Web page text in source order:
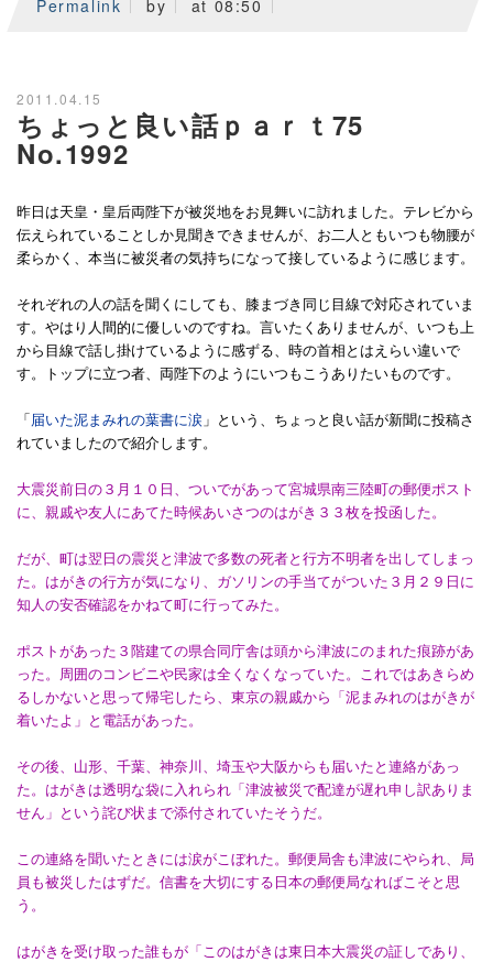
Permalink by at 08:50
2011.04.15
ちょっと良い話ｐａｒｔ75
No.1992
昨日は天皇・皇后両陛下が被災地をお見舞いに訪れました。テレビから
伝えられていることしか見聞きできませんが、お二人ともいつも物腰が
柔らかく、本当に被災者の気持ちになって接しているように感じます。
それぞれの人の話を聞くにしても、膝まづき同じ目線で対応されていま
す。やはり人間的に優しいのですね。言いたくありませんが、いつも上
から目線で話し掛けているように感ずる、時の首相とはえらい違いで
す。トップに立つ者、両陛下のようにいつもこうありたいものです。
「 届いた泥まみれの葉書に涙 」という、ちょっと良い話が新聞に投稿さ
れていましたので紹介します。
大震災前日の３月１０日、ついでがあって宮城県南三陸町の郵便ポスト
に、親戚や友人にあてた時候あいさつのはがき３３枚を投函した。
だが、町は翌日の震災と津波で多数の死者と行方不明者を出してしまっ
た。はがきの行方が気になり、ガソリンの手当てがついた３月２９日に
知人の安否確認をかねて町に行ってみた。
ポストがあった３階建ての県合同庁舎は頭から津波にのまれた痕跡があ
った。周囲のコンビニや民家は全くなくなっていた。これではあきらめ
るしかないと思って帰宅したら、東京の親戚から「泥まみれのはがきが
着いたよ」と電話があった。
その後、山形、千葉、神奈川、埼玉や大阪からも届いたと連絡があっ
た。はがきは透明な袋に入れられ「津波被災で配達が遅れ申し訳ありま
せん」という詫び状まで添付されていたそうだ。
この連絡を聞いたときには涙がこぼれた。郵便局舎も津波にやられ、局
員も被災したはずだ。信書を大切にする日本の郵便局なればこそと思
う。
はがきを受け取った誰もが「このはがきは東日本大震災の証しであり、